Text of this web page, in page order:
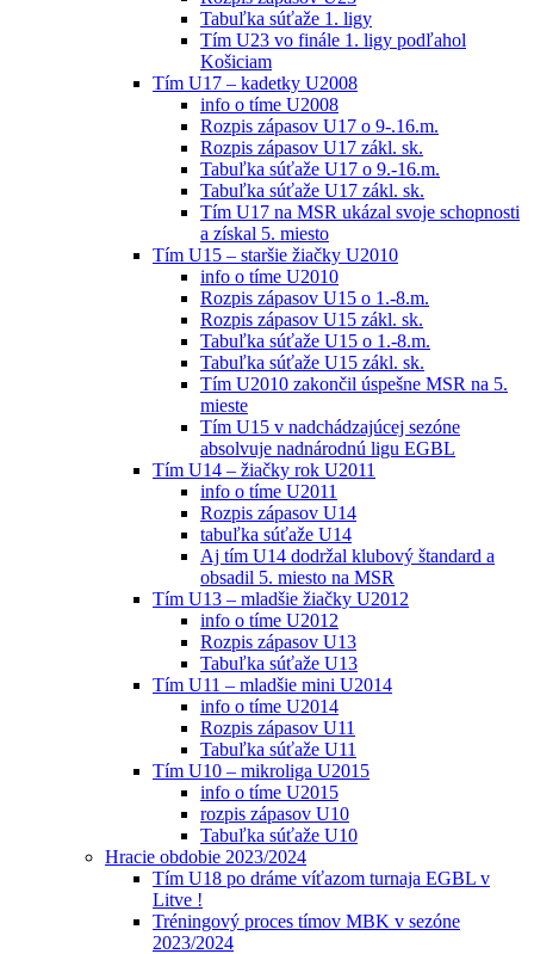
Tabuľka súťaže 1. ligy
Tím U23 vo finále 1. ligy podľahol
Košiciam
Tím U17 – kadetky U2008
info o tíme U2008
Rozpis zápasov U17 o 9-.16.m.
Rozpis zápasov U17 zákl. sk.
Tabuľka súťaže U17 o 9.-16.m.
Tabuľka súťaže U17 zákl. sk.
Tím U17 na MSR ukázal svoje schopnosti
a získal 5. miesto
Tím U15 – staršie žiačky U2010
info o tíme U2010
Rozpis zápasov U15 o 1.-8.m.
Rozpis zápasov U15 zákl. sk.
Tabuľka súťaže U15 o 1.-8.m.
Tabuľka súťaže U15 zákl. sk.
Tím U2010 zakončil úspešne MSR na 5.
mieste
Tím U15 v nadchádzajúcej sezóne
absolvuje nadnárodnú ligu EGBL
Tím U14 – žiačky rok U2011
info o tíme U2011
Rozpis zápasov U14
tabuľka súťaže U14
Aj tím U14 dodržal klubový štandard a
obsadil 5. miesto na MSR
Tím U13 – mladšie žiačky U2012
info o tíme U2012
Rozpis zápasov U13
Tabuľka súťaže U13
Tím U11 – mladšie mini U2014
info o tíme U2014
Rozpis zápasov U11
Tabuľka súťaže U11
Tím U10 – mikroliga U2015
info o tíme U2015
rozpis zápasov U10
Tabuľka súťaže U10
Hracie obdobie 2023/2024
Tím U18 po dráme víťazom turnaja EGBL v
Litve !
Tréningový proces tímov MBK v sezóne
2023/2024